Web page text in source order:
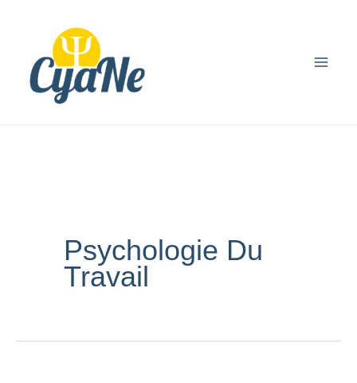
contenu
Psychologie Du
Travail